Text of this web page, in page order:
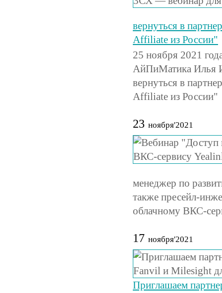
вернуться в
Affiliate из России"
25 ноября 2021
АйПиМатика Илья
вернуться в
Affiliate из России"
23 ноября'2021
менеджер по
также пресейл-
облачному ВКС-
17 ноября'2021
Приглашаем